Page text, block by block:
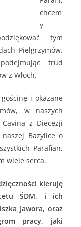
chcem
y
tym
Pielgrzymów.
trud
z Włoch.
i okazane
w naszych
Cavina z Diecezji
Bazylice o
Parafian,
wiele serca.
kieruję
ŚDM, i ich
Jawora, oraz
pracy, jaki